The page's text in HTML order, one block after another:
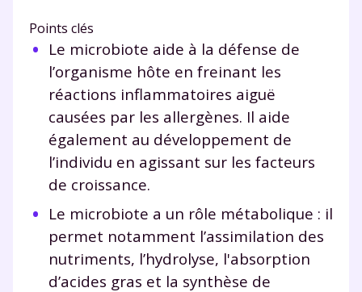
Points clés
Le microbiote aide à la défense de
l’organisme hôte en freinant les
réactions inflammatoires aiguë
causées par les allergènes. Il aide
également au développement de
l’individu en agissant sur les facteurs
de croissance.
Le microbiote a un rôle métabolique : il
permet notamment l’assimilation des
nutriments, l’hydrolyse, l'absorption
d’acides gras et la synthèse de